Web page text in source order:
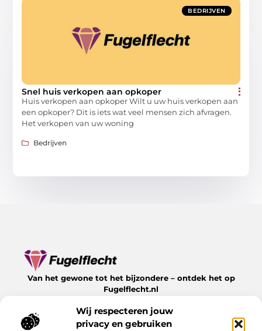
Wij respecteren jouw
privacy en gebruiken
BEDRIJVEN
Snel huis verkopen aan opkoper
Huis verkopen aan opkoper Wilt u uw huis verkopen aan
een opkoper? Dit is iets wat veel mensen zich afvragen.
Het verkopen van uw woning
Bedrijven
Van het gewone tot het bijzondere – ontdek het op
Fugelflecht.nl
leven te bieden heeft.